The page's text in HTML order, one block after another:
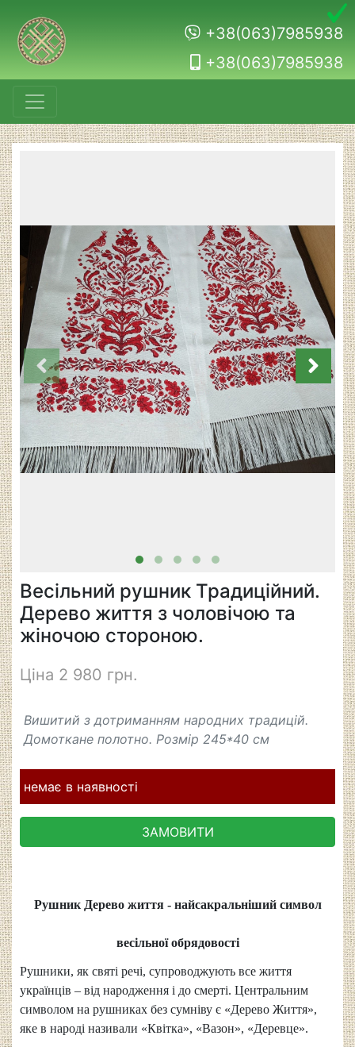
+38(063)7985938
+38(063)7985938
Весільний рушник Традиційний.
Дерево життя з чоловічою та
жіночою стороною.
Ціна 2 980 грн.
Вишитий з дотриманням народних традицій.
Домоткане полотно. Розмір 245*40 см
немає в наявності
ЗАМОВИТИ
Рушник Дерево життя - найсакральніший символ
весільної обрядовості
Рушники, як святі речі, супроводжують все життя
українців – від народження і до смерті. Центральним
символом на рушниках без сумніву є «Дерево Життя»,
яке в народі називали «Квітка», «Вазон», «Деревце».